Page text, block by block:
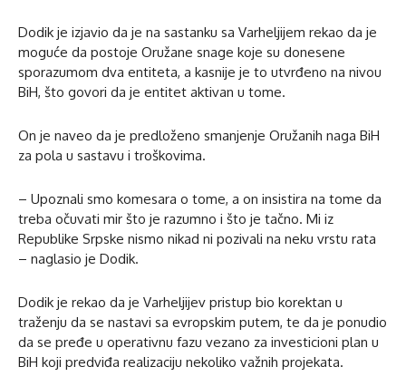
Dodik je izjavio da je na sastanku sa Varheljijem rekao da je
moguće da postoje Oružane snage koje su donesene
sporazumom dva entiteta, a kasnije je to utvrđeno na nivou
BiH, što govori da je entitet aktivan u tome.
On je naveo da je predloženo smanjenje Oružanih naga BiH
za pola u sastavu i troškovima.
– Upoznali smo komesara o tome, a on insistira na tome da
treba očuvati mir što je razumno i što je tačno. Mi iz
Republike Srpske nismo nikad ni pozivali na neku vrstu rata
– naglasio je Dodik.
Dodik je rekao da je Varheljijev pristup bio korektan u
traženju da se nastavi sa evropskim putem, te da je ponudio
da se pređe u operativnu fazu vezano za investicioni plan u
BiH koji predviđa realizaciju nekoliko važnih projekata.